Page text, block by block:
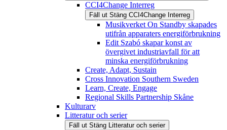
CCI4Change Interreg
Fäll ut Stäng CCI4Change Interreg
Musikverket On Standby skapades
utifrån apparaters energiförbrukning
Edit Szabó skapar konst av
övergivet industriavfall för att
minska energiförbrukning
Create, Adapt, Sustain
Cross Innovation Southern Sweden
Learn, Create, Engage
Regional Skills Partnership Skåne
Kulturarv
Litteratur och serier
Fäll ut Stäng Litteratur och serier